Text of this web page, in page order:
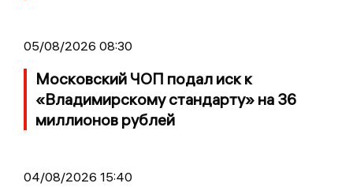
05/08/2026 08:30
Московский ЧОП подал иск к
«Владимирскому стандарту» на 36
миллионов рублей
04/08/2026 15:40